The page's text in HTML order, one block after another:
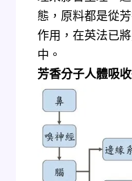
態，原料都是從
作用，在英法已
中。
芳香分子人體吸